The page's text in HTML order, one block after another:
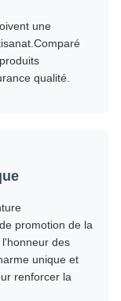
une
qualité.
promotion de la
des
unique et
renforcer la